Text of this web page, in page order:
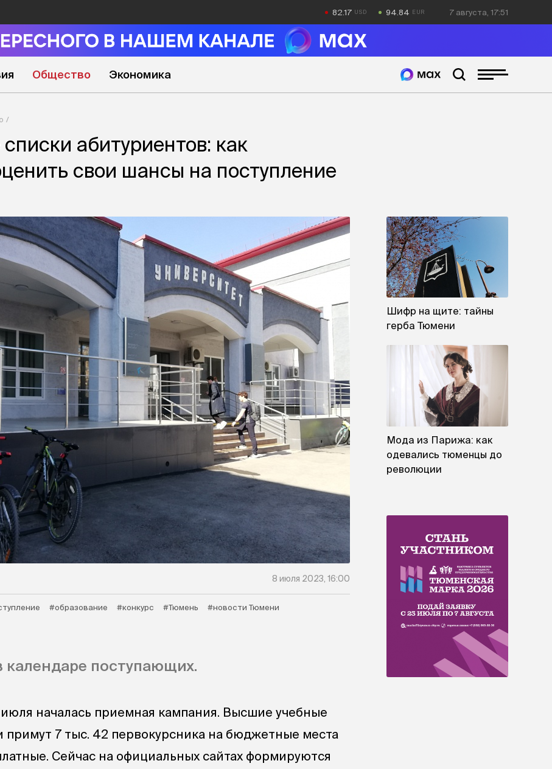
82.17 94.84 7 августа, 17:51
Общество Экономика
абитуриентов: как
свои шансы на поступление
8 июля 2023, 16:00
#образование #конкурс #Тюмень
#новости Тюмени
поступающих.
июля началась приемная кампания. Высшие учебные
примут 7 тыс. 42 первокурсника на бюджетные места
Сейчас на официальных сайтах формируются
Шифр на щите: тайны
герба Тюмени
Мода из Парижа: как
одевались тюменцы до
революции